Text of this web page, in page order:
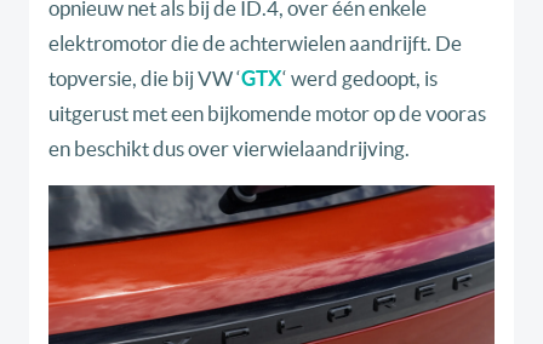
opnieuw net als bij de ID.4, over één enkele
elektromotor die de achterwielen aandrijft. De
topversie, die bij VW ‘GTX‘ werd gedoopt, is
uitgerust met een bijkomende motor op de vooras
en beschikt dus over vierwielaandrijving.